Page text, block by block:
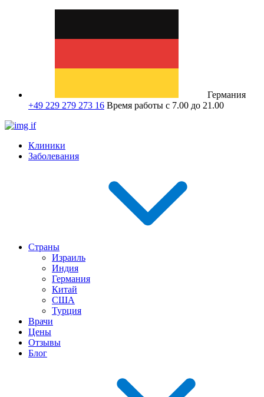
Германия
+49 229 279 273 16 Время работы с 7.00 до 21.00
Клиники
Заболевания
Страны
Израиль
Индия
Германия
Китай
США
Турция
Врачи
Цены
Отзывы
Блог